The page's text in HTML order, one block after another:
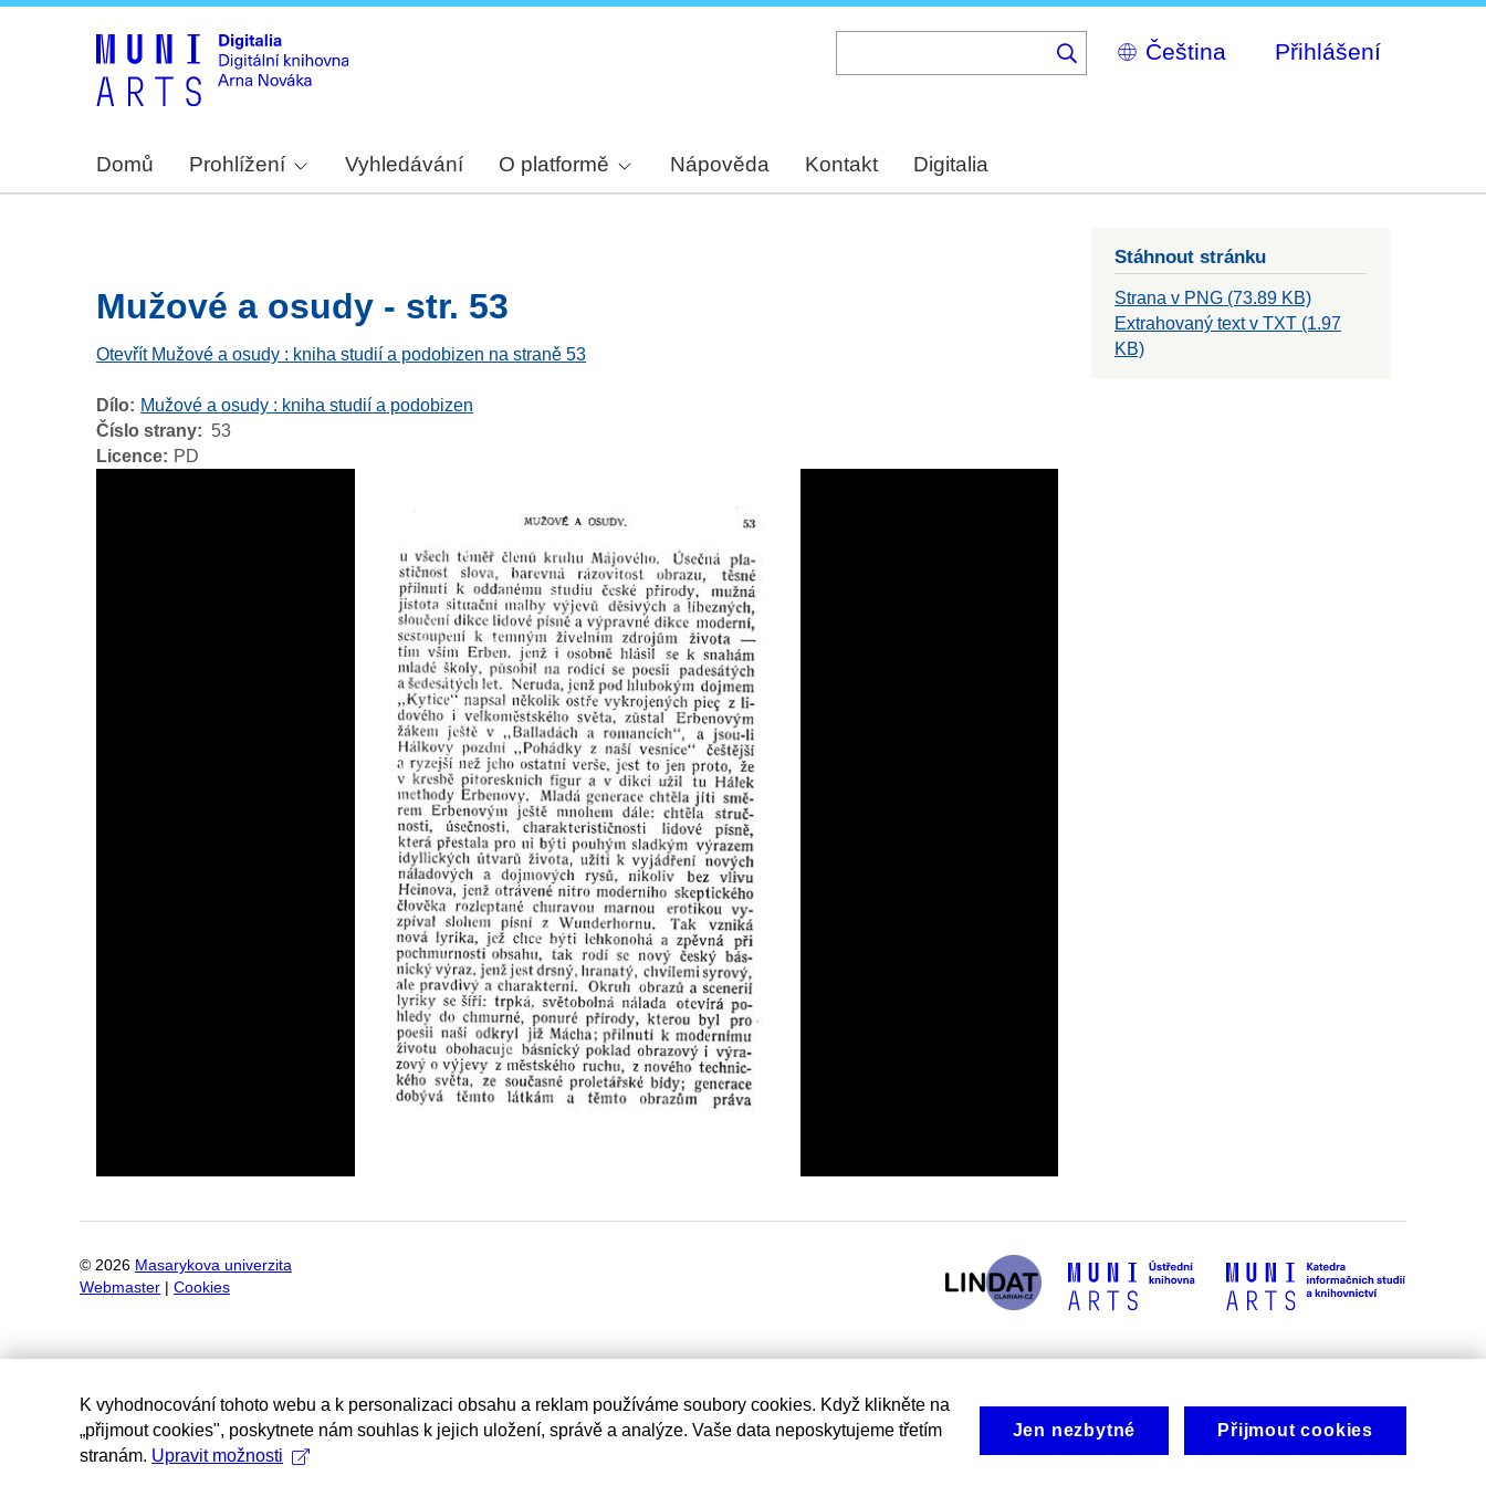
Select
your
Přihlášení
Domů Prohlížení Vyhledávání O platformě Nápověda Kontakt Digitalia
Mužové a osudy - str. 53
Otevřít Mužové a osudy : kniha studií a podobizen na straně 53
Dílo
Mužové a osudy : kniha studií a podobizen
Číslo strany
53
Licence
PD
Stáhnout stránku
Strana v PNG (73.89 KB)
Extrahovaný text v TXT (1.97
KB)
© 2026 Masarykova univerzita
Webmaster
Cookies
K vyhodnocování tohoto webu a k personalizaci obsahu a reklam používáme soubory cookies. Když klikněte na
„přijmout cookies", poskytnete nám souhlas k jejich uložení, správě a analýze. Vaše data neposkytujeme třetím
stranám. Upravit možnosti
Jen nezbytné Přijmout cookies